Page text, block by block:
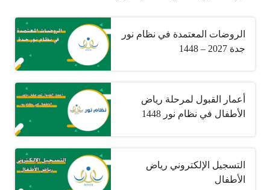
الروضات المعتمدة في نظام نور
جدة 2027 – 1448
أعمار القبول لمرحلة رياض
الأطفال في نظام نور 1448
التسجيل الإلكتروني رياض
الأطفال